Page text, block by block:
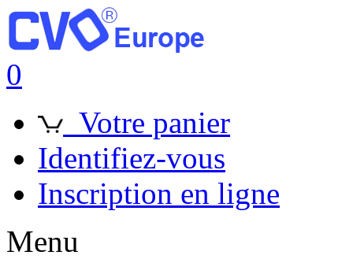
0
Votre panier
Identifiez-vous
Inscription en ligne
Menu